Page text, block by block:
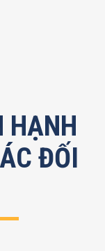
HẠNH
ĐỐI